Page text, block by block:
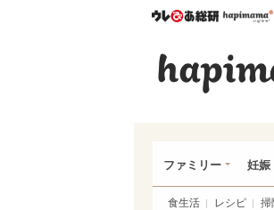
ウレぴ
ファミリー 妊娠
食生活 レシピ 掃